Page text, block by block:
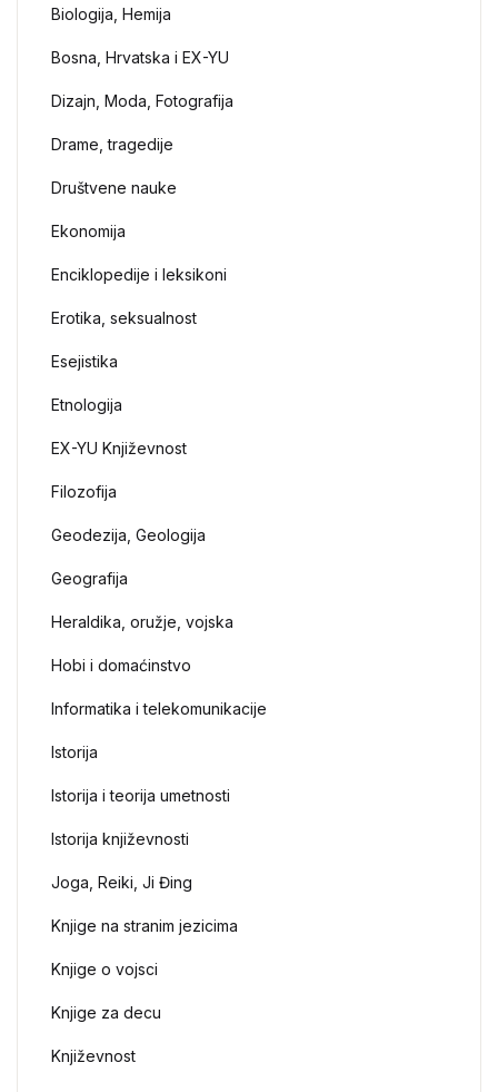
Biologija, Hemija
Bosna, Hrvatska i EX-YU
Dizajn, Moda, Fotografija
Drame, tragedije
Društvene nauke
Ekonomija
Enciklopedije i leksikoni
Erotika, seksualnost
Esejistika
Etnologija
EX-YU Književnost
Filozofija
Geodezija, Geologija
Geografija
Heraldika, oružje, vojska
Hobi i domaćinstvo
Informatika i telekomunikacije
Istorija
Istorija i teorija umetnosti
Istorija književnosti
Joga, Reiki, Ji Đing
Knjige na stranim jezicima
Knjige o vojsci
Knjige za decu
Književnost